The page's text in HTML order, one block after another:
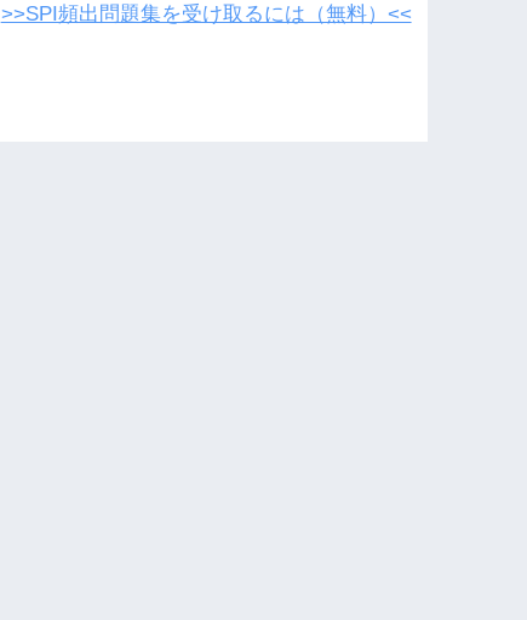
>>SPI頻出問題集を受け取るには（無料）<<